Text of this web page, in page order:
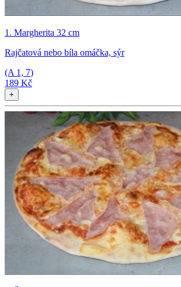
1. Margherita 32 cm
Rajčatová nebo bíla omáčka, sýr
(A 1, 7)
189 Kč
+